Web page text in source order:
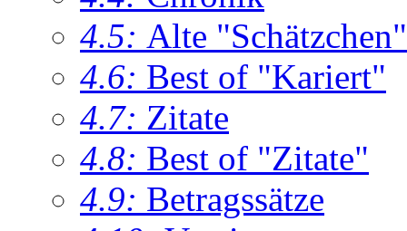
4.5: Alte "Schätzchen"
4.6: Best of "Kariert"
4.7: Zitate
4.8: Best of "Zitate"
4.9: Betragssätze